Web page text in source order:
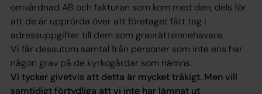
omvårdnad AB och fakturan som kom med den, dels för
att de är upprörda över att företaget fått tag i
adressuppgifter till dem som gravrättsinnehavare.
Vi får dessutom samtal från personer som inte ens har
någon grav på de kyrkogårdar som nämns.
Vi tycker givetvis att detta är mycket tråkigt. Men vill
samtidigt förtydliga att vi inte har lämnat ut